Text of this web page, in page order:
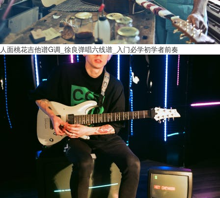
人面桃花吉他谱G调_徐良弹唱六线谱_入门必学初学者前奏